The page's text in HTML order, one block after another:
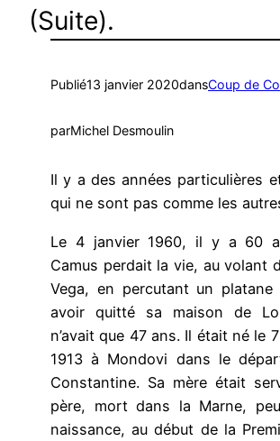
(Suite).
Publié13 janvier 2020dansCoup de
parMichel Desmoulin
Il y a des années particulières
qui ne sont pas comme les
Le 4 janvier 1960, il y a 60
Camus perdait la vie, au volant
Vega, en percutant un platane
avoir quitté sa maison de
n’avait que 47 ans. Il était né le
1913 à Mondovi dans le
Constantine. Sa mère était
père, mort dans la Marne,
naissance, au début de la